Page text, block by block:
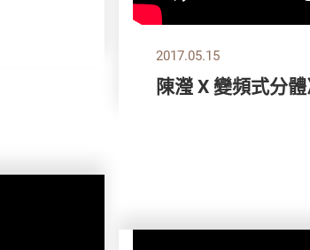
2017.05.15
陳瀅 X 變頻式分